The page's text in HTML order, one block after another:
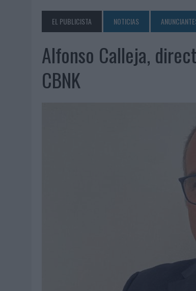
07/08/2026 | EL VERANO PONE A PRUEBA LA
07/08/2026
VUELING CONVIERTE LOS RECUERDOS EN
07/08/2026
CUANDO SE APAGUE EL SOL, EL ECLIPSE
06/08/2026
LA TELEVISIÓN SIGUE LIDERANDO EL
EL USO DE LA IA GENERATIVA ALCANZA YA
FRIGO Y UNIQLO LANZAN UNA
LA IA ESTÁ SUBIENDO EL LISTÓN DE LA
BEON WORLDWIDE LANZA RAÍZ URBANA
FABRA COMUNICACIÓN INCORPORA A
LOPESAN HOTELS & RESORTS ACERCA
LUIS ARQUILLOS (BURGO DE ARIAS): “LA
‘EL PARAÍSO MÁS CERCA’, DE 22GRADOS
EL PUBLICISTA NOTICIAS
Alfonso Calleja,
CBNK